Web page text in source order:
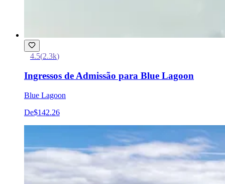
4.5(2.3k)
Ingressos de Admissão para Blue Lagoon
Blue Lagoon
De$142.26